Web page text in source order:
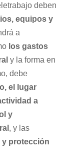
deben
equipos y
a
los gastos
y la forma en
debe
el lugar
a
y
, y las
y protección